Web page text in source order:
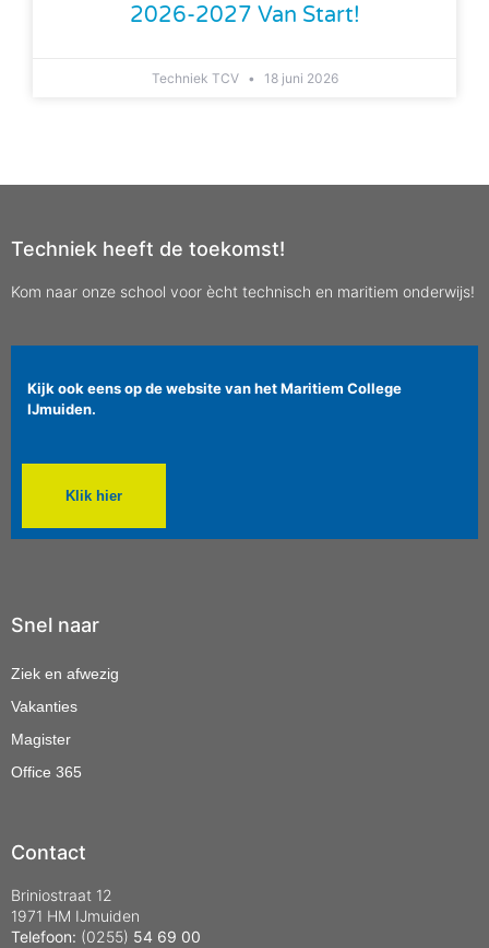
2026-2027 Van Start!
Techniek TCV 18 juni 2026
Techniek heeft de toekomst!
Kom naar onze school voor ècht technisch en maritiem onderwijs!
Kijk ook eens op de website van het Maritiem College
IJmuiden.
Klik hier
Snel naar
Ziek en afwezig
Vakanties
Magister
Office 365
Contact
Briniostraat 12
1971 HM IJmuiden
Telefoon: (0255) 54 69 00